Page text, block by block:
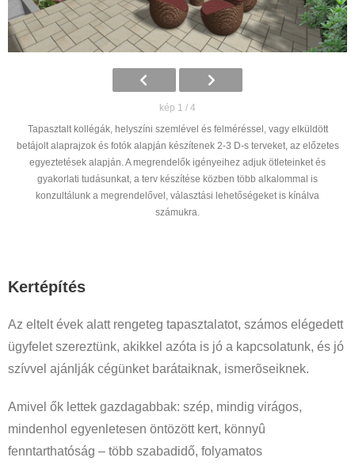
kép 1 / 4
Tapasztalt kollégák, helyszíni szemlével és felméréssel, vagy elküldött
betájolt alaprajzok és fotók alapján készítenek 2-3 D-s terveket, az előzetes
egyeztetések alapján. A megrendelők igényeihez adjuk ötleteinket és
gyakorlati tudásunkat, a terv készítése közben több alkalommal is
konzultálunk a megrendelővel, választási lehetőségeket is kínálva
számukra.
Kertépítés
Az eltelt évek alatt rengeteg tapasztalatot, számos elégedett
ügyfelet szereztünk, akikkel azóta is jó a kapcsolatunk, és jó
szívvel ajánlják cégünket barátaiknak, ismerõseiknek.
Amivel ők lettek gazdagabbak: szép, mindig virágos,
mindenhol egyenletesen öntözött kert, könnyû
fenntarthatóság – több szabadidő, folyamatos